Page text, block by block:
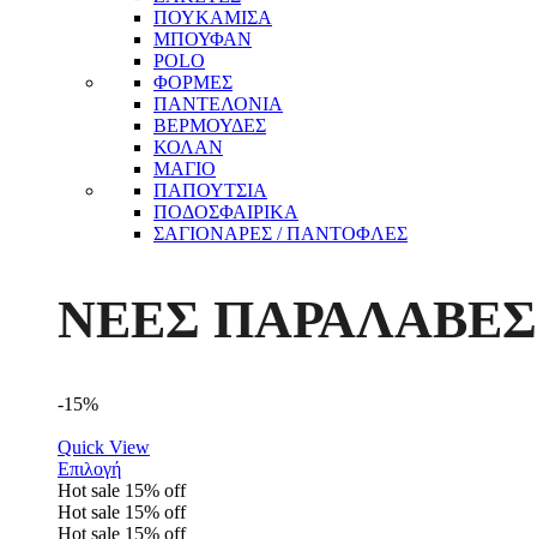
ΠΟΥΚΑΜΙΣΑ
ΜΠΟΥΦΑΝ
POLO
ΦΟΡΜΕΣ
ΠΑΝΤΕΛΟΝΙΑ
ΒΕΡΜΟΥΔΕΣ
ΚΟΛΑΝ
ΜΑΓΙΟ
ΠΑΠΟΥΤΣΙΑ
ΠΟΔΟΣΦΑΙΡΙΚΑ
ΣΑΓΙΟΝΑΡΕΣ / ΠΑΝΤΟΦΛΕΣ
ΝΕΕΣ ΠΑΡΑΛΑΒΕΣ
-15%
Quick View
Επιλογή
Hot sale 15% off
Hot sale 15% off
Hot sale 15% off